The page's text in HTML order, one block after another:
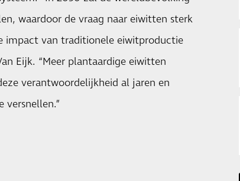
waardoor de vraag naar eiwitten sterk
impact van traditionele eiwitproductie
Eijk. “Meer plantaardige eiwitten
verantwoordelijkheid al jaren en
versnellen.”